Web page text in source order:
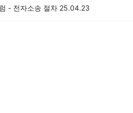
- 전자소송 절차 25.04.23